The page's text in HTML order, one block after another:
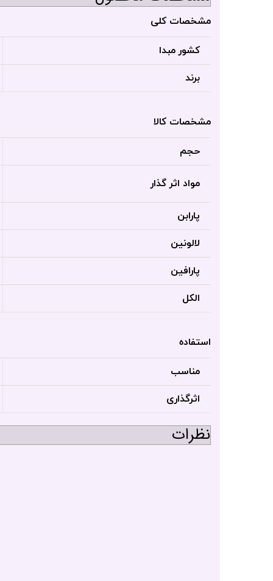
مشخصات کلی
کشور مبدا
برند
مشخصات کالا
حجم
مواد اثر گذار
پارابن
لالونین
پارافین
الکل
استفاده
مناسب
اثرگذاری
نظرات